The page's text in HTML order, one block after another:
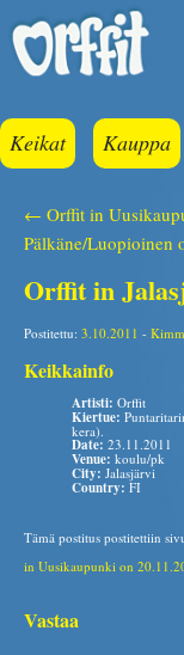
Keikat Kauppa
← Orffit in
Pälkäne/
Orffit in
Postitettu: 3.10.2011 -
Keikkainfo
Artisti: Orffit
Kiertue:
kera).
Date: 23.11.2011
Venue: koulu/pk
City: Jalasjärvi
Country: FI
Tämä postitus postitettiin
in Uusikaupunki on
Vastaa